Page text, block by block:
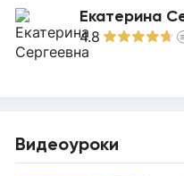
Екатерина
4.8
Видеоуроки